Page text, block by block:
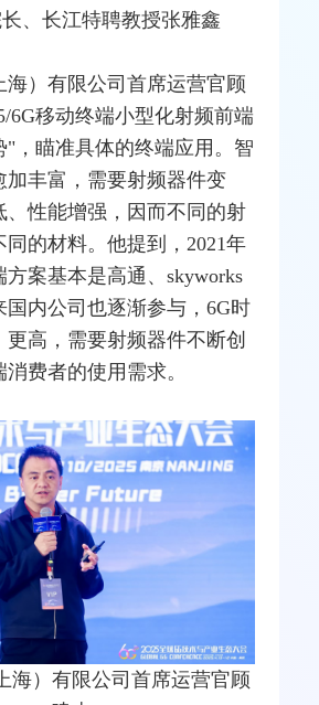
、长江特聘教授张雅鑫
海）有限公司首席运营官顾
6G移动终端小型化射频前端
，瞄准具体的终端应用。 智
加丰富，需要射频器件变
、性能增强，因而不同的射
同的材料。他提到，2021年
方案基本是高通 、skyworks
国内公司也逐渐参与，6G时
高，需要射频器件不断创
费者的使用需求。
海）有限公司首席运营官顾